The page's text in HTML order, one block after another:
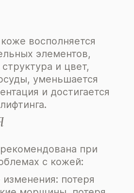
восполняется
элементов,
и цвет,
уменьшается
и достигается
при
с кожей:
потеря